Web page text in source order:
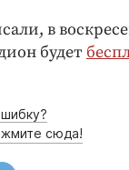
в
будет
сюда!